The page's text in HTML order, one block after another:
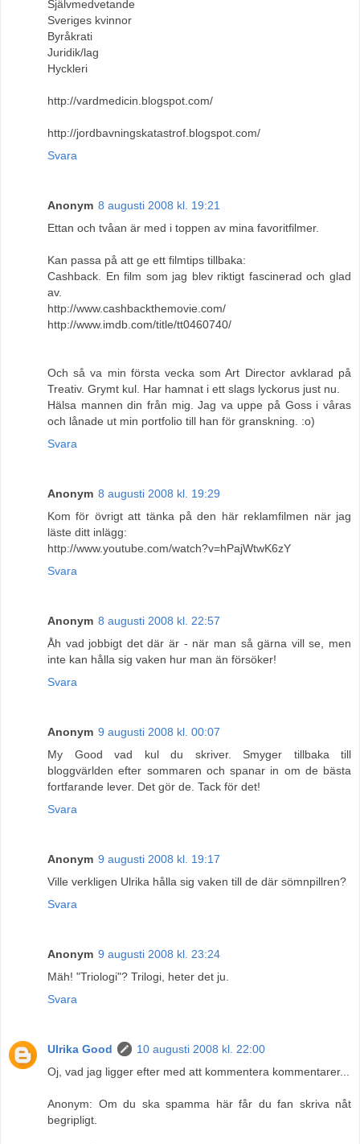
Självmedvetande
Sveriges kvinnor
Byråkrati
Juridik/lag
Hyckleri
http://vardmedicin.blogspot.com/
http://jordbavningskatastrof.blogspot.com/
Svara
Anonym 8 augusti 2008 kl. 19:21
Ettan och tvåan är med i toppen av mina favoritfilmer.
Kan passa på att ge ett filmtips tillbaka:
Cashback. En film som jag blev riktigt fascinerad och glad
av.
http://www.cashbackthemovie.com/
http://www.imdb.com/title/tt0460740/
Och så va min första vecka som Art Director avklarad på
Treativ. Grymt kul. Har hamnat i ett slags lyckorus just nu.
Hälsa mannen din från mig. Jag va uppe på Goss i våras
och lånade ut min portfolio till han för granskning. :o)
Svara
Anonym 8 augusti 2008 kl. 19:29
Kom för övrigt att tänka på den här reklamfilmen när jag
läste ditt inlägg:
http://www.youtube.com/watch?v=hPajWtwK6zY
Svara
Anonym 8 augusti 2008 kl. 22:57
Åh vad jobbigt det där är - när man så gärna vill se, men
inte kan hålla sig vaken hur man än försöker!
Svara
Anonym 9 augusti 2008 kl. 00:07
My Good vad kul du skriver. Smyger tillbaka till
bloggvärlden efter sommaren och spanar in om de bästa
fortfarande lever. Det gör de. Tack för det!
Svara
Anonym 9 augusti 2008 kl. 19:17
Ville verkligen Ulrika hålla sig vaken till de där sömnpillren?
Svara
Anonym 9 augusti 2008 kl. 23:24
Mäh! "Triologi"? Trilogi, heter det ju.
Svara
Ulrika Good
10 augusti 2008 kl. 22:00
Oj, vad jag ligger efter med att kommentera kommentarer...
Anonym: Om du ska spamma här får du fan skriva nåt
begripligt.